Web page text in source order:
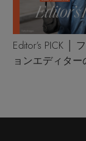
Editor’s PICK │
ョンエディター